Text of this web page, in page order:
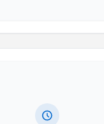
Talebini Gönder